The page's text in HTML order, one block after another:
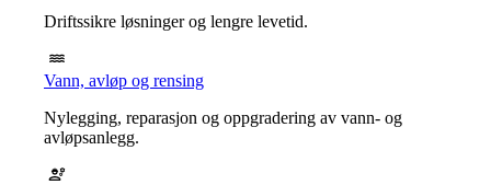
Driftssikre løsninger og lengre levetid.
Vann, avløp og rensing
Nylegging, reparasjon og oppgradering av vann- og
avløpsanlegg.